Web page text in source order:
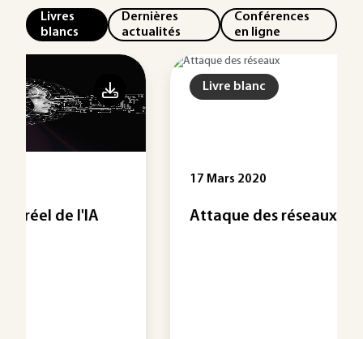
Livres
blancs
Dernières
actualités
Conférences
en ligne
Livre blanc
Attaque des réseaux